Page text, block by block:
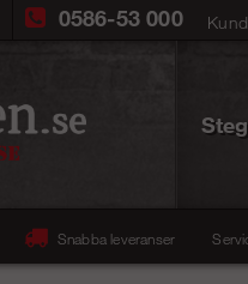
0586-53 000
Snabba leveranser